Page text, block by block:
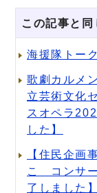
この記事と
海援隊トー
歌劇カルメ
立芸術文化
スオペラ
した】
【住民企画
こ コンサ
了しました】